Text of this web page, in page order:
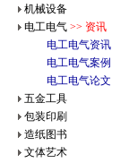
机械设备
电工电气 >> 资讯
电工电气资讯
电工电气案例
电工电气论文
五金工具
包装印刷
造纸图书
文体艺术